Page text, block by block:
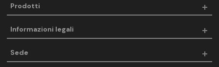
Prodotti
Informazioni legali
Sede